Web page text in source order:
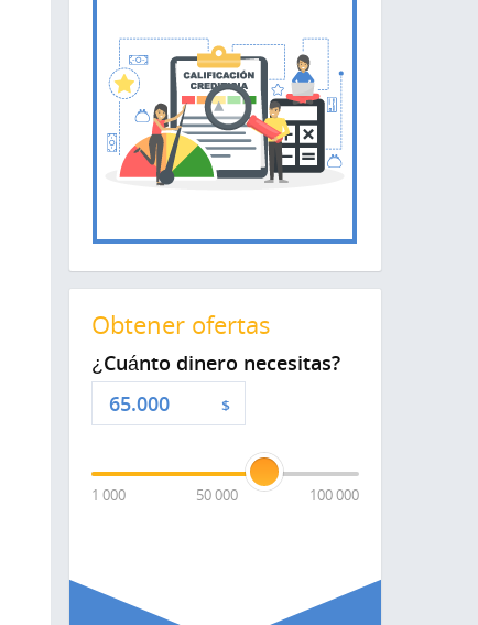
Obtener ofertas
¿Cuánto dinero necesitas?
$
1 000 50 000 100 000